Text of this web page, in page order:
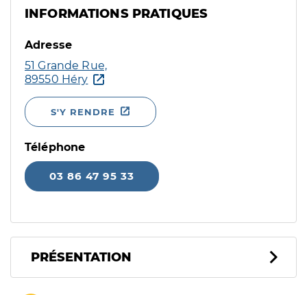
INFORMATIONS PRATIQUES
Adresse
51 Grande Rue,
89550 Héry
S'Y RENDRE
Téléphone
03 86 47 95 33
PRÉSENTATION